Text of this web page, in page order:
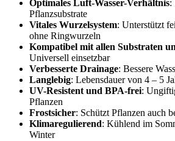
Optimales Luft-Wasser-Verhältnis:
Pflanzsubstrate
Vitales Wurzelsystem: Unterstützt
ohne Ringwurzeln
Kompatibel mit allen Substraten
Universell einsetzbar
Verbesserte Drainage: Bessere
Langlebig: Lebensdauer von 4 – 5
UV-Resistent und BPA-frei:
Pflanzen
Frostsicher: Schützt Pflanzen auch
Klimaregulierend: Kühlend im
Winter